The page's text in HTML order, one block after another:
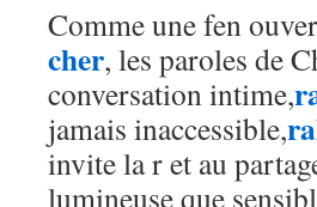
Comme une fen
cher, les paroles de
conversation intime,
jamais inaccessible,
invite la r et au
lumineuse que